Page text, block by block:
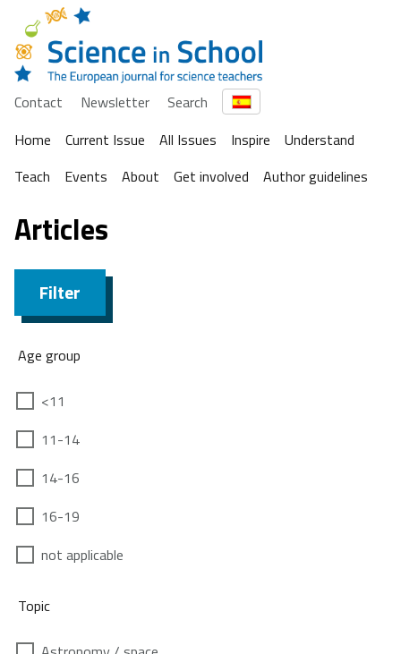
Contact Newsletter
Search
Home
Current Issue All Issues Inspire
Understand
Teach
Events About Get involved Author guidelines
Articles
Filter
Age group
<11
11-14
14-16
16-19
not applicable
Topic